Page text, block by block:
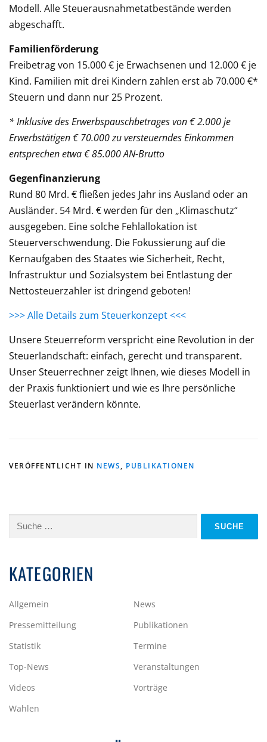
Modell. Alle Steuerausnahmetatbestände werden
abgeschafft.
Familienförderung
Freibetrag von 15.000 € je Erwachsenen und 12.000 € je
Kind. Familien mit drei Kindern zahlen erst ab 70.000 €*
Steuern und dann nur 25 Prozent.
* Inklusive des Erwerbspauschbetrages von € 2.000 je
Erwerbstätigen € 70.000 zu versteuerndes Einkommen
entsprechen etwa € 85.000 AN-Brutto
Gegenfinanzierung
Rund 80 Mrd. € fließen jedes Jahr ins Ausland oder an
Ausländer. 54 Mrd. € werden für den „Klimaschutz“
ausgegeben. Eine solche Fehlallokation ist
Steuerverschwendung. Die Fokussierung auf die
Kernaufgaben des Staates wie Sicherheit, Recht,
Infrastruktur und Sozialsystem bei Entlastung der
Nettosteuerzahler ist dringend geboten!
>>> Alle Details zum Steuerkonzept <<<
Unsere Steuerreform verspricht eine Revolution in der
Steuerlandschaft: einfach, gerecht und transparent.
Unser Steuerrechner zeigt Ihnen, wie dieses Modell in
der Praxis funktioniert und wie es Ihre persönliche
Steuerlast verändern könnte.
VERÖFFENTLICHT IN NEWS, PUBLIKATIONEN
Suche
KATEGORIEN
Allgemein
News
Pressemitteilung
Publikationen
Statistik
Termine
Top-News
Veranstaltungen
Videos
Vorträge
Wahlen